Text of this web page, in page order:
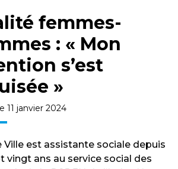
femmes-
: « Mon
s’est
»
11 janvier 2024
Ville est assistante sociale depuis
vingt ans au service social des